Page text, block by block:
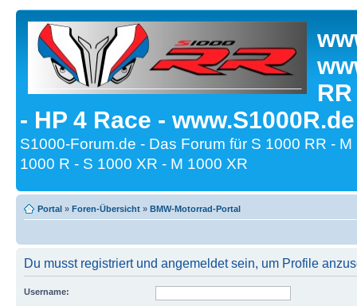
- HP 4 Race -
S1000-Forum.de - Das Forum für S 1000 RR -
1000 R - S 1000 XR - M 1000 XR
Portal » Foren-Übersicht » BMW-Motorrad-Portal
Du musst registriert und angemeldet sein, um Profile
Username: